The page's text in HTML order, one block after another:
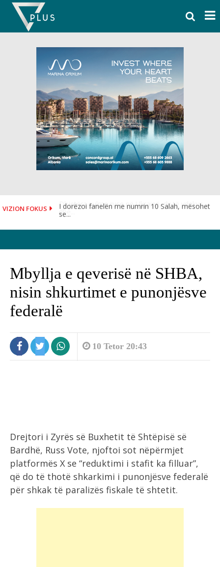
Skip
content
VIZION FOKUS
I dorëzoi fanelën me numrin 10 Salah, mësohet
se...
Mbyllja e qeverisë në SHBA,
nisin shkurtimet e punonjësve
federalë
10 Tetor 20:43
Drejtori i Zyrës së Buxhetit të Shtëpisë së
Bardhë, Russ Vote, njoftoi sot nëpërmjet
platformës X se “reduktimi i stafit ka filluar”,
që do të thotë shkarkimi i punonjësve federalë
për shkak të paralizës fiskale të shtetit.